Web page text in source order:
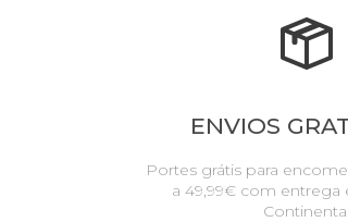
ENVIOS
Portes grátis para
a 49,99€ com entrega
Continental